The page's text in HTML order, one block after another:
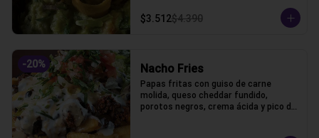
$3.512$4.390
-20% Nacho Fries
Papas fritas con guiso de carne
molida, queso cheddar fundido,
porotos negros, crema ácida y pico de